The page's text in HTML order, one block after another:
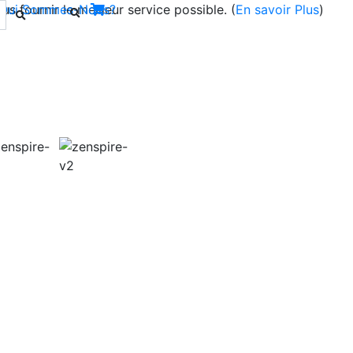
fournir le meilleur service possible. (En savoir Plus)
Qui Sommes-Nous?